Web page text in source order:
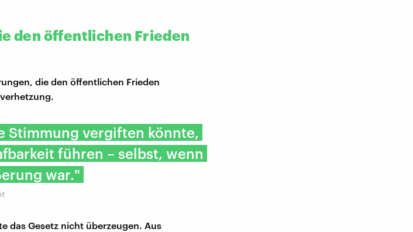
den öffentlichen Frieden
die den öffentlichen Frieden
Stimmung vergiften könnte,
führen – selbst, wenn
war."
das Gesetz nicht überzeugen. Aus